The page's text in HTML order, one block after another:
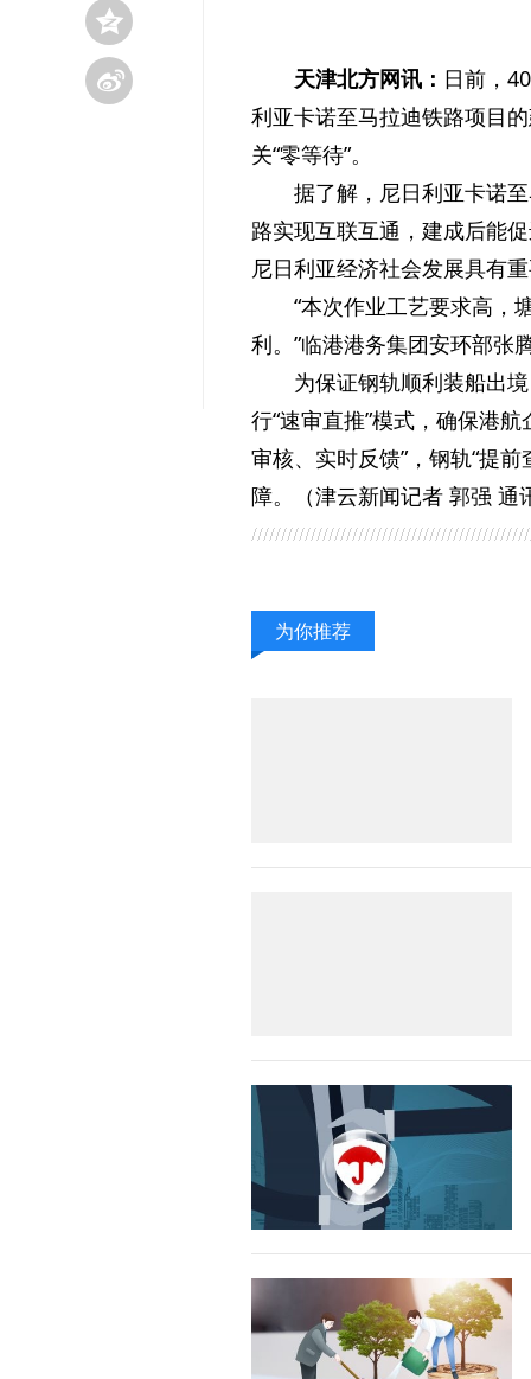
天津北方网讯： 日前，
利亚卡诺至马拉迪铁路项目
关“零等待”。
据了解，尼日利亚卡诺
路实现互联互通，建成后能
尼日利亚经济社会发展具有
“本次作业工艺要求高，
利。”临港港务集团安环部张
为保证钢轨顺利装船出
行“速审直推”模式，确保港
审核、实时反馈”，钢轨“提
障。（津云新闻记者 郭强 通
为你推荐